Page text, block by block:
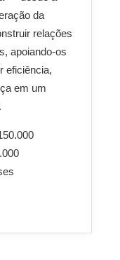
da
relações
apoiando‑os
eficiência,
em um